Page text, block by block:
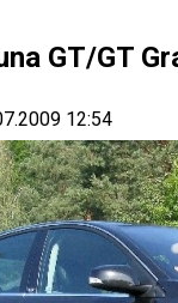
GT/GT
12:54